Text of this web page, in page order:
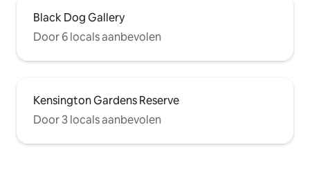
Black Dog Gallery
Door 6 locals aanbevolen
Kensington Gardens Reserve
Door 3 locals aanbevolen